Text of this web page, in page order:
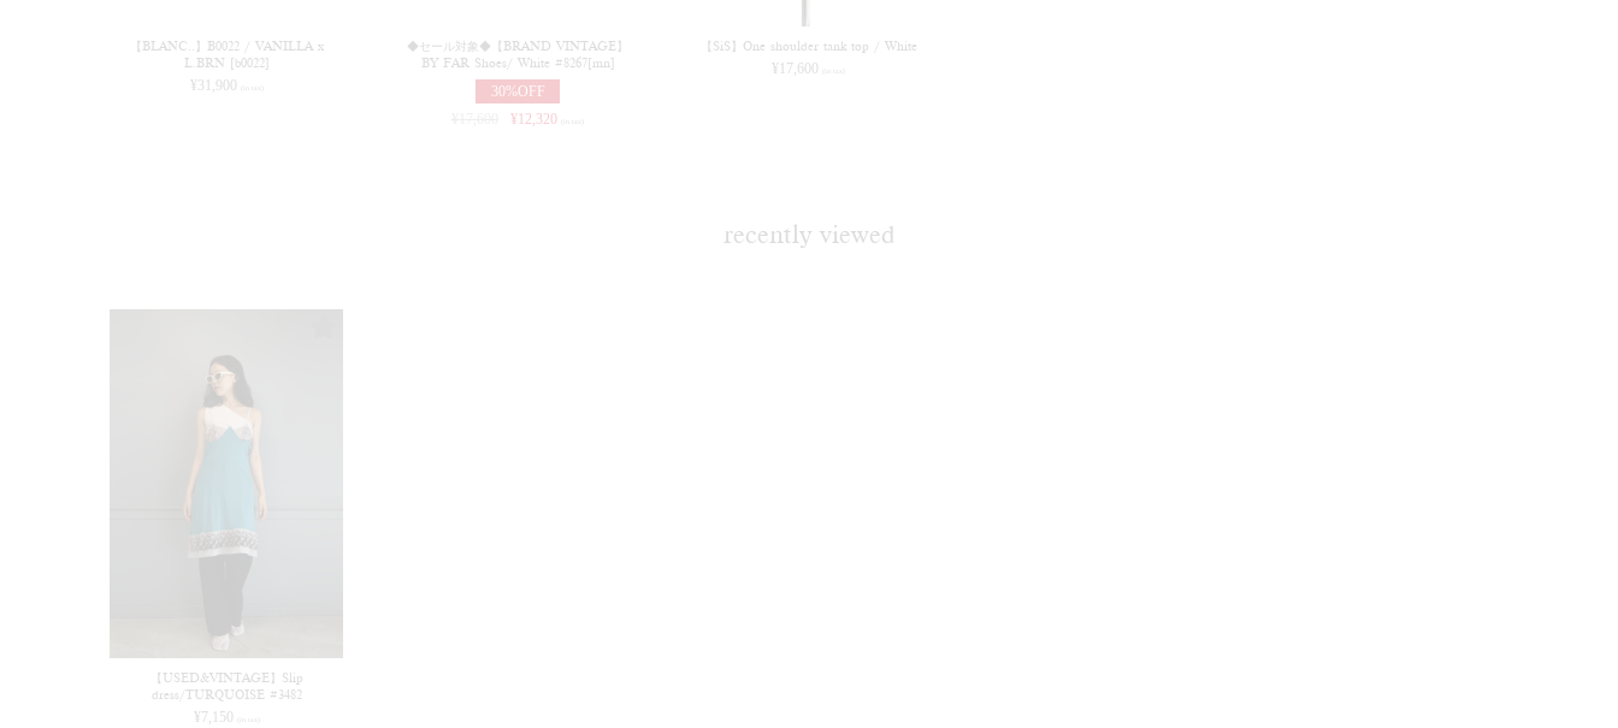
【BLANC..】B0022 / VANILLA x
L.BRN [b0022]
¥ 31,900 (in tax)
◆セール対象◆【BRAND VINTAGE】
BY FAR Shoes/ White #8267[mn]
30%OFF
¥12,320 (in tax)
【SiS】One shoulder tank top / White
¥ 17,600 (in tax)
recently viewed
【USED&VINTAGE】Slip
dress/TURQUOISE #3482
¥ 7,150 (in tax)